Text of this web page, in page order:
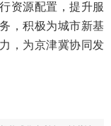
资源配置，提升服
，积极为城市新基
，为京津冀协同发